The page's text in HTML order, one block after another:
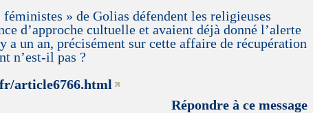
» de Golias défendent les religieuses
d’approche cultuelle et avaient déjà donné l’alerte
a un an, précisément sur cette affaire de récupération
n’est-il pas ?
article6766.html
Répondre à ce message